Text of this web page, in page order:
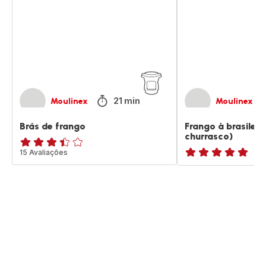
Moulinex 21 min
Brás de frango
ratings.3.4
15 Avaliações
Moulinex
Frango à
churrasco)
ratings.NaN